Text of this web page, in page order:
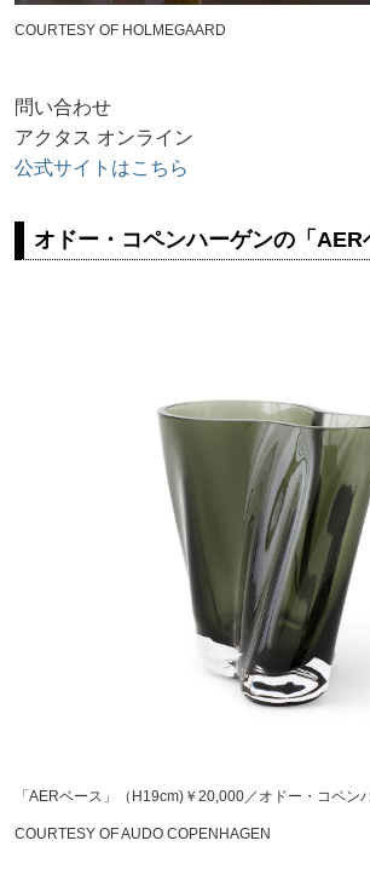
COURTESY OF HOLMEGAARD
問い合わせ
アクタス オンライン
公式サイトはこちら
オドー・コペンハーゲンの「AER
「AERベース」（H19cm)￥20,000／オドー・コペン
COURTESY OF AUDO COPENHAGEN